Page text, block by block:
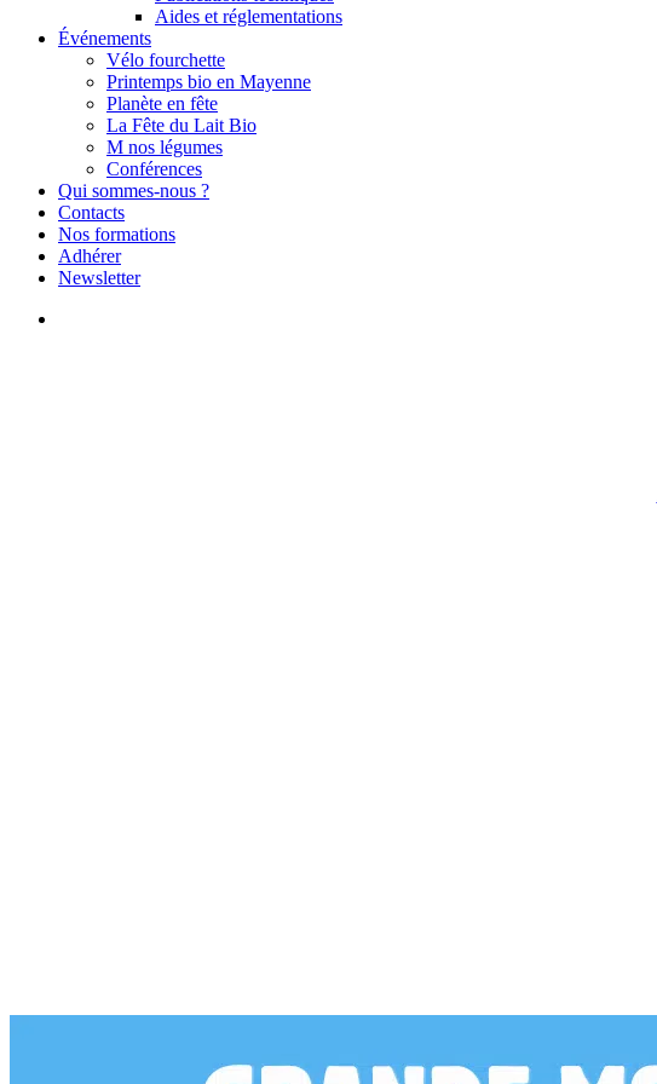
Aides et réglementations
Événements
Vélo fourchette
Printemps bio en Mayenne
Planète en fête
La Fête du Lait Bio
M nos légumes
Conférences
Qui sommes-nous ?
Contacts
Nos formations
Adhérer
Newsletter